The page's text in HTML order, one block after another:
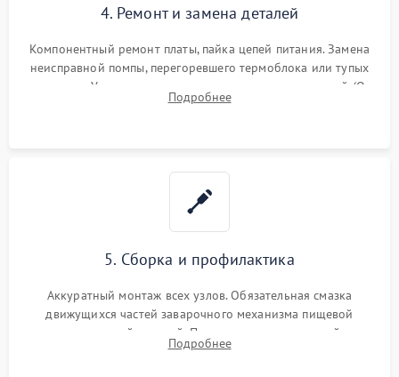
4. Ремонт и замена деталей
Компонентный ремонт платы, пайка цепей питания. Замена
неисправной помпы, перегоревшего термоблока или тупых
жерновов. Установка новых силиконовых уплотнителей (O-
ring) и тефлоновых трубок для надежного устранения
Подробнее
5. Сборка и профилактика
Аккуратный монтаж всех узлов. Обязательная смазка
движущихся частей заварочного механизма пищевой
силиконовой смазкой. Проведение программной
декальцинации и очистки системы от кофейных масел.
Подробнее